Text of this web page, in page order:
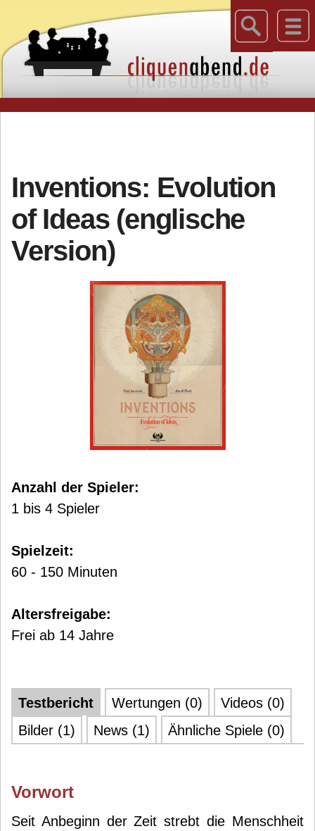
Inventions: Evolution
of Ideas (englische
Version)
Anzahl der Spieler:
1 bis 4 Spieler
Spielzeit:
60 - 150 Minuten
Altersfreigabe:
Frei ab 14 Jahre
Testbericht Wertungen (0)
Videos (0)
Bilder (1)
News (1) Ähnliche Spiele (0)
Vorwort
Seit Anbeginn der Zeit strebt die Menschheit